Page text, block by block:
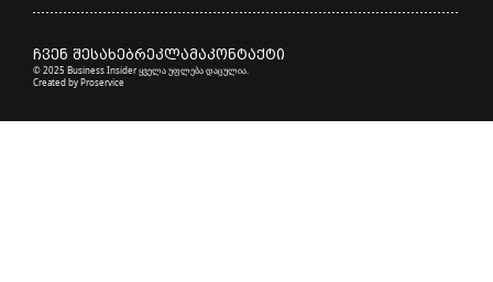
ჩვენ შესახებრეკლამაკონტაქტი
© 2025 Business Insider ყველა უფლება დაცულია.
Created by Proservice